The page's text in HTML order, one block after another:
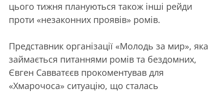
цього тижня плануються також інші рейди
проти «незаконних проявів» ромів.
Представник організації «Молодь за мир», яка
займається питаннями ромів та бездомних,
Євген Савватєєв прокоментував для
«Хмарочоса» ситуацію, що сталась